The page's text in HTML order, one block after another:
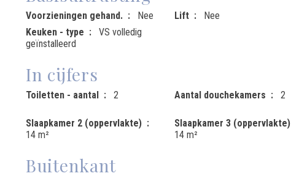
Voorzieningen gehand. Nee Lift Nee
Keuken - type
VS volledig
geïnstalleerd
In cijfers
Toiletten - aantal 2 Aantal douchekamers 2
Slaapkamer 2 (oppervlakte)
14 m²
Slaapkamer 3 (oppervlakte)
14 m²
Buitenkant